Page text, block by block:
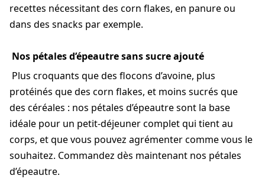
recettes nécessitant des corn flakes, en panure ou
dans des snacks par exemple.
Nos pétales d’épeautre sans sucre ajouté
Plus croquants que des flocons d’avoine, plus
protéinés que des corn flakes, et moins sucrés que
des céréales : nos pétales d’épeautre sont la base
idéale pour un petit-déjeuner complet qui tient au
corps, et que vous pouvez agrémenter comme vous le
souhaitez. Commandez dès maintenant nos pétales
d’épeautre.